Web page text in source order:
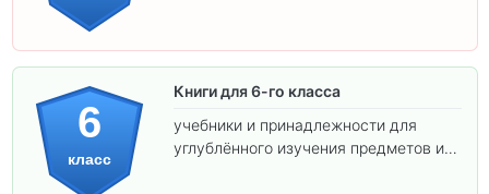
6
класс
Книги для 6-го класса
учебники и принадлежности для
углублённого изучения предметов и